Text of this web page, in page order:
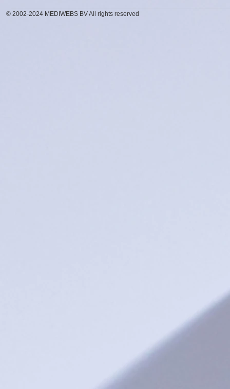
© 2002-2024 MEDIWEBS BV All rights reserved